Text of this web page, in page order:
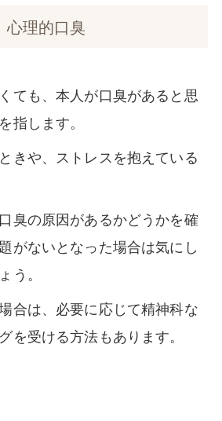
心理的口臭
ても、本人が口臭があると思
指します。
きや、ストレスを抱えている
臭の原因があるかどうかを確
がないとなった場合は気にし
う。
合は、必要に応じて精神科な
を受ける方法もあります。